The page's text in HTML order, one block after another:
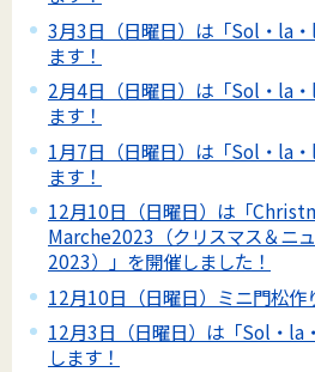
3月3日（日曜日）は「Sol・la
ます！
2月4日（日曜日）は「Sol・la
ます！
1月7日（日曜日）は「Sol・la
ます！
12月10日（日曜日）は「
Marche2023（クリスマス＆ニ
2023）」を開催しました！
12月10日（日曜日）ミニ門松作
12月3日（日曜日）は「Sol・la
します！